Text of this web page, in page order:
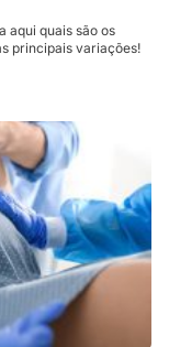
aqui quais são os
principais variações!